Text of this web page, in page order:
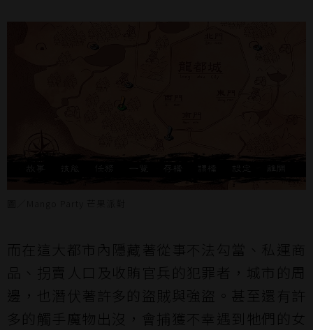
而在這大都市內隱藏著從事不法勾當、私運商
品、拐賣人口及收賄官兵的犯罪者，城市的周
邊，也潛伏著許多的盜賊與強盜。甚至還有許
多的觸手魔物出沒，會捕獲不幸遇到牠們的女